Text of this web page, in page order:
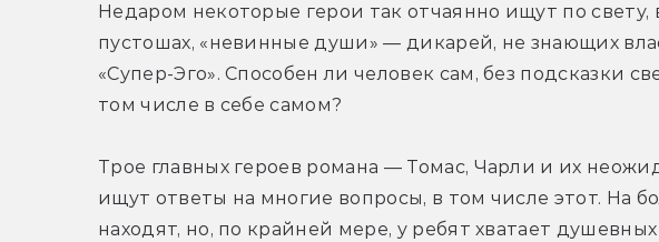
Недаром некоторые герои так отчаянно ищут по
пустошах, «невинные души» — дикарей, не знающих
«Супер-Эго». Способен ли человек сам, без подсказки
том числе в себе самом?
Трое главных героев романа — Томас, Чарли и их
ищут ответы на многие вопросы, в том числе этот. На
находят, но, по крайней мере, у ребят хватает